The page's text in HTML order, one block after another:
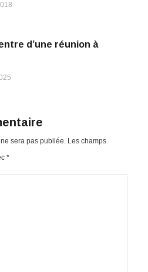
d’une réunion à
sera pas publiée. Les champs
*